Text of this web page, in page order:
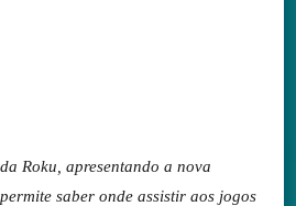
Roku, apresentando a nova
saber onde assistir aos jogos